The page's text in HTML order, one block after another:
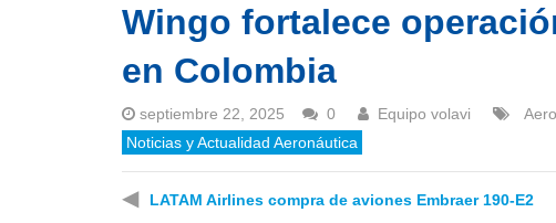
Wingo fortalece
en Colombia
septiembre 22, 2025 0 Equipo volavi
Noticias y Actualidad Aeronáutica
◀ LATAM Airlines compra de aviones Embraer 190-E2